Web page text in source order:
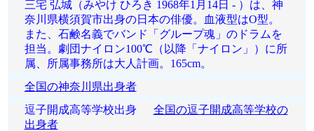
三宅 弘城（みやけ ひろき 1968年1月14日 - ）は、神
奈川県横須賀市出身の日本の俳優。血液型はO型。
また、石鹸名義でバンド「グループ魂」のドラムを
担当。劇団ナイロン100℃（以降「ナイロン」）に所
属、所属事務所は大人計画。165cm。
全国の神奈川県出身者
逗子開成高等学校出身 全国の逗子開成高等学校の
出身者